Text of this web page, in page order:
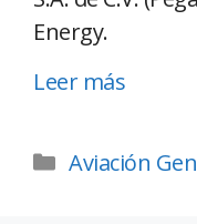
Energy.
Leer más
Aviación